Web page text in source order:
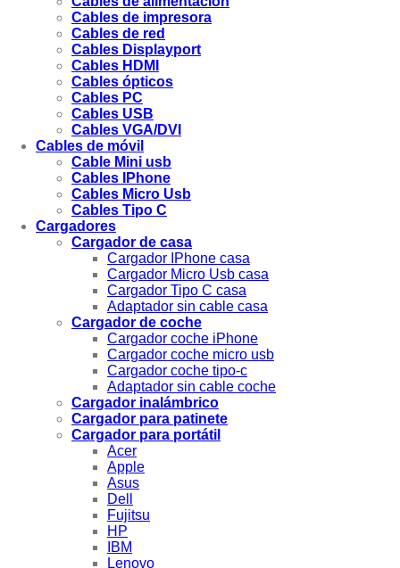
Cables de impresora
Cables de red
Cables Displayport
Cables HDMI
Cables ópticos
Cables PC
Cables USB
Cables VGA/DVI
Cables de móvil
Cable Mini usb
Cables IPhone
Cables Micro Usb
Cables Tipo C
Cargadores
Cargador de casa
Cargador IPhone casa
Cargador Micro Usb casa
Cargador Tipo C casa
Adaptador sin cable casa
Cargador de coche
Cargador coche iPhone
Cargador coche micro usb
Cargador coche tipo-c
Adaptador sin cable coche
Cargador inalámbrico
Cargador para patinete
Cargador para portátil
Acer
Apple
Asus
Dell
Fujitsu
HP
IBM
Lenovo